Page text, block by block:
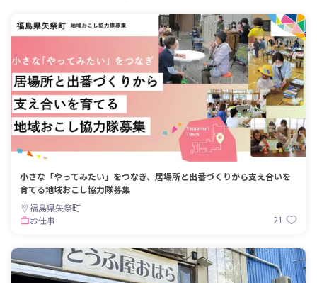
小さな「やってみたい」をつなぎ、居場所と出番づくりから支え合いを
育てる地域おこし協力隊募集
福島県矢祭町
お仕事
21